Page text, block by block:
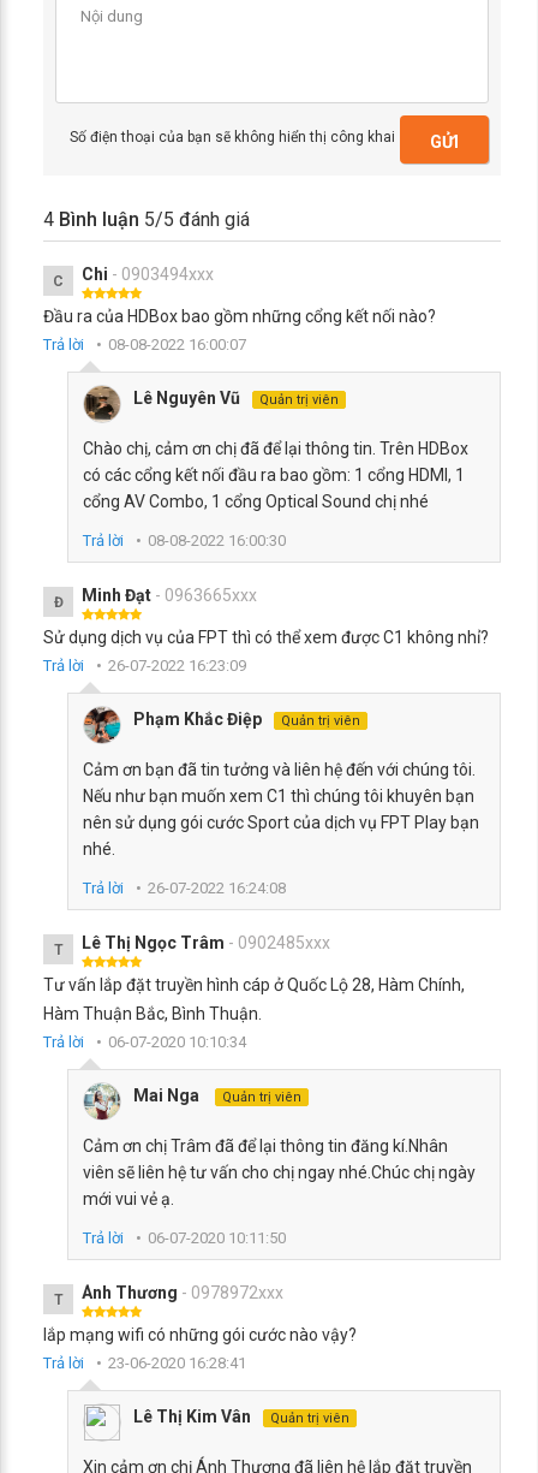
Số điện thoại của bạn sẽ không hiển thị công khai GỬI
4 Bình luận 5/5 đánh giá
C Chi - 0903494xxx
Đầu ra của HDBox bao gồm những cổng kết nối nào?
Trả lời 08-08-2022 16:00:07
Lê Nguyên Vũ Quản trị viên
Chào chị, cảm ơn chị đã để lại thông tin. Trên HDBox
có các cổng kết nối đầu ra bao gồm: 1 cổng HDMI, 1
cổng AV Combo, 1 cổng Optical Sound chị nhé
Trả lời 08-08-2022 16:00:30
Đ Minh Đạt - 0963665xxx
Sử dụng dịch vụ của FPT thì có thể xem được C1 không nhỉ?
Trả lời 26-07-2022 16:23:09
Phạm Khắc Điệp Quản trị viên
Cảm ơn bạn đã tin tưởng và liên hệ đến với chúng tôi.
Nếu như bạn muốn xem C1 thì chúng tôi khuyên bạn
nên sử dụng gói cước Sport của dịch vụ FPT Play bạn
nhé.
Trả lời 26-07-2022 16:24:08
T Lê Thị Ngọc Trâm - 0902485xxx
Tư vấn lắp đặt truyền hình cáp ở Quốc Lộ 28, Hàm Chính,
Hàm Thuận Bắc, Bình Thuận.
Trả lời 06-07-2020 10:10:34
Mai Nga Quản trị viên
Cảm ơn chị Trâm đã để lại thông tin đăng kí.Nhân
viên sẽ liên hệ tư vấn cho chị ngay nhé.Chúc chị ngày
mới vui vẻ ạ.
Trả lời 06-07-2020 10:11:50
T Ánh Thương - 0978972xxx
lắp mạng wifi có những gói cước nào vậy?
Trả lời 23-06-2020 16:28:41
Lê Thị Kim Vân Quản trị viên
Xin cảm ơn chị Ánh Thương đã liên hệ lắp đặt truyền